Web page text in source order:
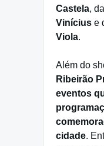
Castela, da
Vinícius e
Viola.
Além do
Ribeirão
eventos
cidade.